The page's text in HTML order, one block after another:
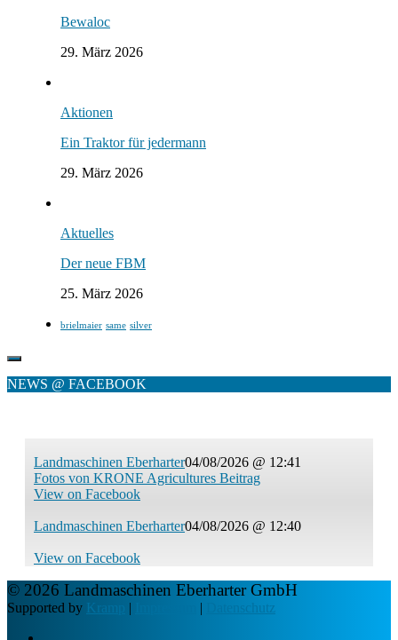
Bewaloc
29. März 2026
Aktionen
Ein Traktor für jedermann
29. März 2026
Aktuelles
Der neue FBM
25. März 2026
brielmaier same silver
NEWS @ FACEBOOK
Landmaschinen Eberharter04/08/2026 @ 12:41
Fotos von KRONE Agricultures Beitrag
View on Facebook
Landmaschinen Eberharter04/08/2026 @ 12:40
View on Facebook
© 2026 Landmaschinen Eberharter GmbH
Supported by Kramp | | Datenschutz